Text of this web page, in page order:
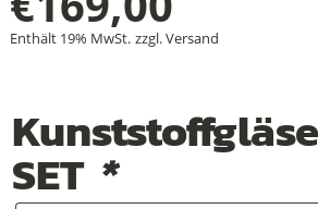
Enthält 19% MwSt. zzgl.Versand
SET *
+